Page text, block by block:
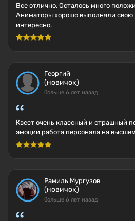
Все отлично. Осталось много
Аниматоры хорошо выполняли свою
интересно.
Георгий
(новичок)
больше 6 лет назад
Квест очень классный и страшный
эмоции работа персонала на
Рамиль Мургузов
(новичок)
больше 6 лет назад